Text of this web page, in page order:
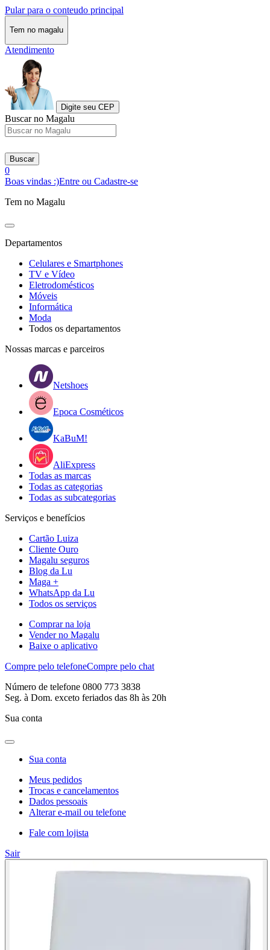
Pular para o conteudo principal
Tem no magalu
Atendimento
Digite seu CEP
Buscar no Magalu
Buscar
0
Boas vindas :)Entre ou Cadastre-se
Tem no Magalu
Departamentos
Celulares e Smartphones
TV e Vídeo
Eletrodomésticos
Móveis
Informática
Moda
Todos os departamentos
Nossas marcas e parceiros
Netshoes
Epoca Cosméticos
KaBuM!
AliExpress
Todas as marcas
Todas as categorias
Todas as subcategorias
Serviços e benefícios
Cartão Luiza
Cliente Ouro
Magalu seguros
Blog da Lu
Maga +
WhatsApp da Lu
Todos os serviços
Comprar na loja
Vender no Magalu
Baixe o aplicativo
Compre pelo telefoneCompre pelo chat
Número de telefone 0800 773 3838
Seg. à Dom. exceto feriados das 8h às 20h
Sua conta
Sua conta
Meus pedidos
Trocas e cancelamentos
Dados pessoais
Alterar e-mail ou telefone
Fale com lojista
Sair